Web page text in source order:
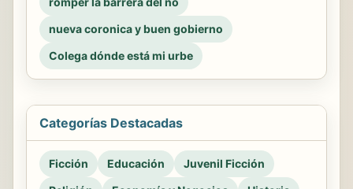
nueva coronica y buen gobierno
Colega dónde está mi urbe
Categorías Destacadas
Ficción Educación
Juvenil Ficción